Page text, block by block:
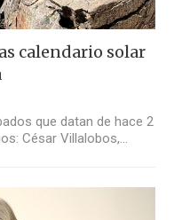
calendario solar
que datan de hace 2
César Villalobos,…